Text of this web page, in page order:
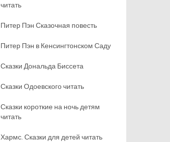
читать
Питер Пэн Сказочная повесть
Питер Пэн в Кенсингтонском Саду
Сказки Дональда Биссета
Сказки Одоевского читать
Сказки короткие на ночь детям
читать
Хармс. Сказки для детей читать